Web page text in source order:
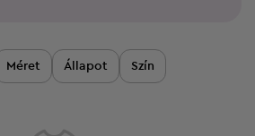
Méret Állapot Szín